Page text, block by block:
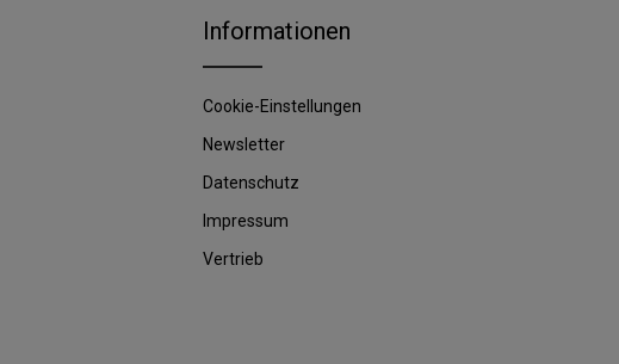
Informationen
Cookie-Einstellungen
Newsletter
Datenschutz
Impressum
Vertrieb